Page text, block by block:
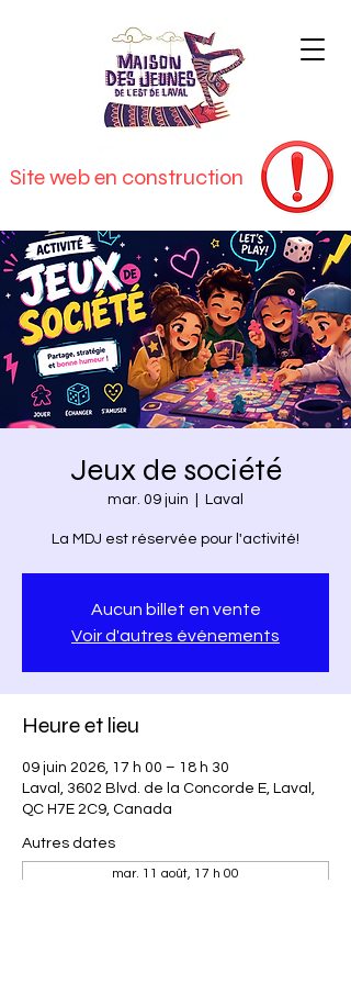
Site web en construction
Jeux de société
mar. 09 juin Laval
La MDJ est réservée pour l'activité!
Aucun billet en vente
Voir d'autres événements
Heure et lieu
09 juin 2026, 17 h 00 – 18 h 30
Laval, 3602 Blvd. de la Concorde E, Laval,
QC H7E 2C9, Canada
Autres dates
mar. 11 août, 17 h 00